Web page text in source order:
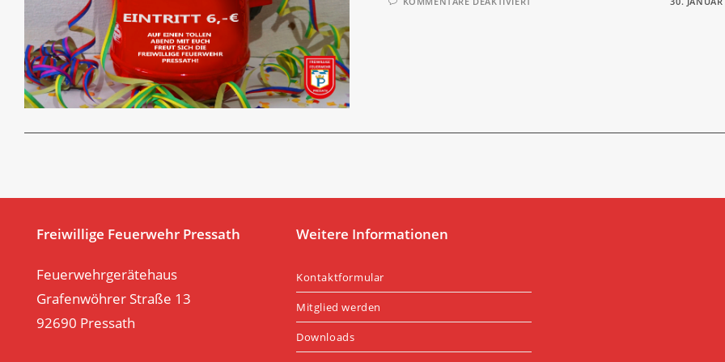
Freiwillige Feuerwehr Pressath
Feuerwehrgerätehaus
Grafenwöhrer Straße 13
92690 Pressath
Weitere Informationen
Kontaktformular
Mitglied werden
Downloads